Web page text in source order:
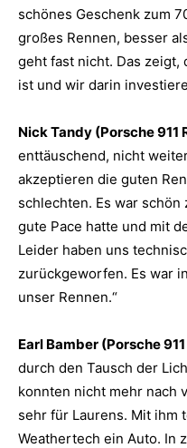
schönes Geschenk zum
großes Rennen, besser
geht fast nicht. Das zeigt,
ist und wir darin
Nick Tandy (Porsche 911
enttäuschend, nicht
akzeptieren die guten
schlechten. Es war
gute Pace hatte und mit
Leider haben uns
zurückgeworfen. Es war
unser Rennen.“
Earl Bamber (Porsche
durch den Tausch der
konnten nicht mehr nach
sehr für Laurens. Mit ihm
Weathertech ein Auto. In